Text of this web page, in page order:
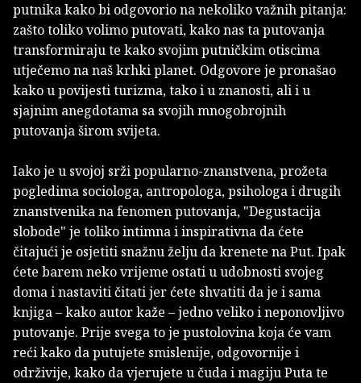
putnika kako bi odgovorio na nekoliko važnih pitanja:
zašto toliko volimo putovati, kako nas ta putovanja
transformiraju te kako svojim putničkim otiscima
utječemo na naš krhki planet. Odgovore je pronašao
kako u povijesti turizma, tako i u znanosti, ali i u
sjajnim anegdotama sa svojih mnogobrojnih
putovanja širom svijeta.
Iako je u svojoj srži popularno-znanstvena, prožeta
pogledima sociologa, antropologa, psihologa i drugih
znanstvenika na fenomen putovanja, "Degustacija
slobode" je toliko intimna i inspirativna da ćete
čitajući je osjetiti snažnu želju da krenete na Put. Ipak
ćete barem neko vrijeme ostati u udobnosti svojeg
doma i nastaviti čitati jer ćete shvatiti da je i sama
knjiga – kako autor kaže – jedno veliko i neponovljivo
putovanje. Prije svega to je pustolovina koja će vam
reći kako da putujete smislenije, odgovornije i
održivije, kako da vjerujete u čuda i magiju Puta te